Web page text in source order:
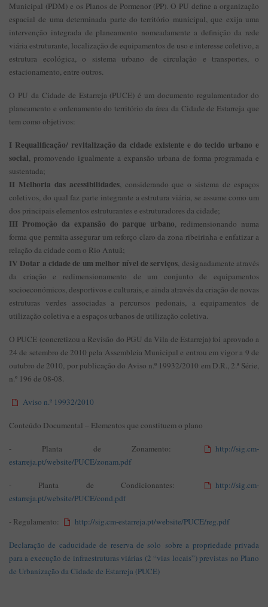
Municipal (PDM) e os Planos de Pormenor (PP). O PU define a organização
espacial de uma determinada parte do território municipal, que exija uma
intervenção integrada de planeamento nomeadamente a definição da rede
viária estruturante, localização de equipamentos de uso e interesse coletivo, a
estrutura ecológica, o sistema urbano de circulação e transportes, o
estacionamento, entre outros.
O PU da Cidade de Estarreja (PUCE) é um documento regulamentador do
planeamento e ordenamento do território da área da Cidade de Estarreja que
tem como objetivos:
I Requalificação/ revitalização da cidade existente e do tecido urbano e
social, promovendo igualmente a expansão urbana de forma programada e
sustentada;
II Melhoria das acessibilidades, considerando que o sistema de espaços
coletivos, do qual faz parte integrante a estrutura viária, se assume como um
dos principais elementos estruturantes e estruturadores da cidade;
III Promoção da expansão do parque urbano, redimensionando numa
forma que permita assegurar um reforço claro da zona ribeirinha e enfatizar a
relação da cidade com o Rio Antuã;
IV Dotar a cidade de um melhor nível de serviços, designadamente através
da criação e redimensionamento de um conjunto de equipamentos
socioeconómicos, desportivos e culturais, e ainda através da criação de novas
estruturas verdes associadas a percursos pedonais, a equipamentos de
utilização coletiva e a espaços urbanos de utilização coletiva.
O PUCE (concretizou a Revisão do PGU da Vila de Estarreja) foi aprovado a
24 de setembro de 2010 pela Assembleia Municipal e entrou em vigor a 9 de
outubro de 2010, por publicação do Aviso n.º 19932/2010 em D.R., 2.ª Série,
n.º 196 de 08-08.
Aviso n.º 19932/2010
Conteúdo Documental – Elementos que constituem o plano
- Planta de Zonamento:
http://sig.cm-
estarreja.pt/website/PUCE/zonam.pdf
- Planta de Condicionantes:
http://sig.cm-
estarreja.pt/website/PUCE/cond.pdf
- Regulamento: http://sig.cm-estarreja.pt/website/PUCE/reg.pdf
Declaração de caducidade de reserva de solo sobre a propriedade privada
para a execução de infraestruturas viárias (2 “vias locais”) previstas no Plano
de Urbanização da Cidade de Estarreja (PUCE)